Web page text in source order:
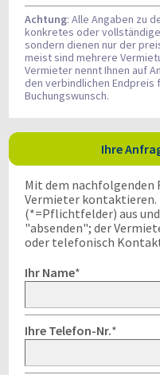
Achtung: Alle Angaben zu
konkretes oder
sondern dienen nur der
meist sind mehrere
Vermieter nennt Ihnen auf
den verbindlichen Endpreis
Buchungswunsch.
Ihre
Mit dem nachfolgenden
Vermieter kontaktieren.
(*=Pflichtfelder) aus
"absenden"; der
oder telefonisch
Ihr Name*
Ihre Telefon-Nr.*